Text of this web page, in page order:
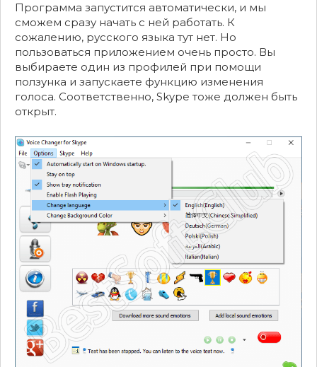
Программа запустится автоматически, и мы
сможем сразу начать с ней работать. К
сожалению, русского языка тут нет. Но
пользоваться приложением очень просто. Вы
выбираете один из профилей при помощи
ползунка и запускаете функцию изменения
голоса. Соответственно, Skype тоже должен быть
открыт.